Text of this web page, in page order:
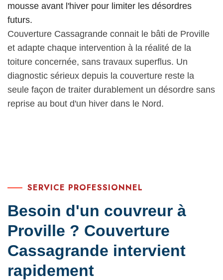
mousse avant l'hiver pour limiter les désordres
futurs.
Couverture Cassagrande connait le bâti de Proville
et adapte chaque intervention à la réalité de la
toiture concernée, sans travaux superflus. Un
diagnostic sérieux depuis la couverture reste la
seule façon de traiter durablement un désordre sans
reprise au bout d'un hiver dans le Nord.
SERVICE PROFESSIONNEL
Besoin d'un couvreur à
Proville ? Couverture
Cassagrande intervient
rapidement